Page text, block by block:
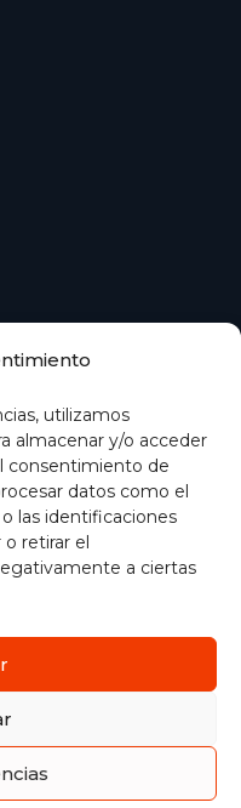
utilizamos
almacenar y/o acceder
consentimiento de
datos como el
las identificaciones
retirar el
a ciertas
|Protección de Datos